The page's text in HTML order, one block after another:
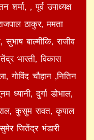
, पूर्व उपाध्यक्ष
ठाकुर, ममता
सुभाष बाल्मीकि, राजीव
भारती, विकास
गोविंद चौहान ,नितिन
ध्यानी, दुर्गा डोभाल,
कुसुम रावत, कृपाल
जितेंद्र भंडारी